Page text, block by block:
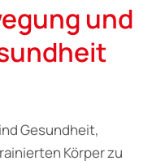
und
Gesundheit,
Körper zu